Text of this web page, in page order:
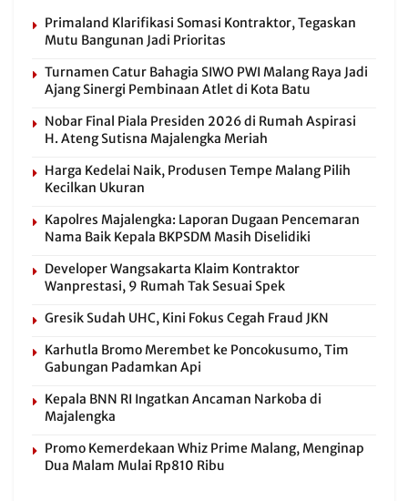
Primaland Klarifikasi Somasi Kontraktor, Tegaskan
Mutu Bangunan Jadi Prioritas
Turnamen Catur Bahagia SIWO PWI Malang Raya Jadi
Ajang Sinergi Pembinaan Atlet di Kota Batu
Nobar Final Piala Presiden 2026 di Rumah Aspirasi
H. Ateng Sutisna Majalengka Meriah
Harga Kedelai Naik, Produsen Tempe Malang Pilih
Kecilkan Ukuran
Kapolres Majalengka: Laporan Dugaan Pencemaran
Nama Baik Kepala BKPSDM Masih Diselidiki
Developer Wangsakarta Klaim Kontraktor
Wanprestasi, 9 Rumah Tak Sesuai Spek
Gresik Sudah UHC, Kini Fokus Cegah Fraud JKN
Karhutla Bromo Merembet ke Poncokusumo, Tim
Gabungan Padamkan Api
Kepala BNN RI Ingatkan Ancaman Narkoba di
Majalengka
Promo Kemerdekaan Whiz Prime Malang, Menginap
Dua Malam Mulai Rp810 Ribu